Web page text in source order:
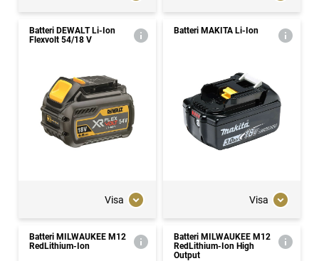
Batteri DEWALT Li-Ion
Flexvolt 54/18 V
Visa
Batteri MAKITA Li-Ion
Visa
Batteri MILWAUKEE M12
RedLithium-Ion
Batteri MILWAUKEE M12
RedLithium-Ion High
Output